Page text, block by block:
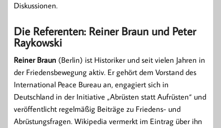
Diskussionen.
Die Referenten: Reiner Braun und Peter
Raykowski
Reiner Braun (Berlin) ist Historiker und seit vielen Jahren in
der Friedensbewegung aktiv. Er gehört dem Vorstand des
International Peace Bureau an, engagiert sich in
Deutschland in der Initiative „Abrüsten statt Aufrüsten“ und
veröffentlicht regelmäßig Beiträge zu Friedens- und
Abrüstungsfragen. Wikipedia vermerkt im Eintrag über ihn